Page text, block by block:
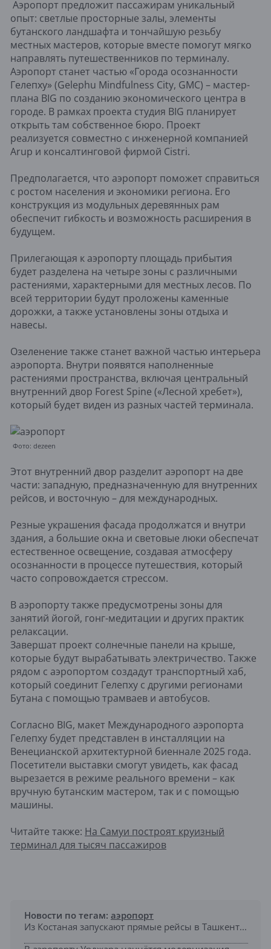
Аэропорт предложит пассажирам уникальный
опыт: светлые просторные залы, элементы
бутанского ландшафта и тончайшую резьбу
местных мастеров, которые вместе помогут мягко
направлять путешественников по терминалу.
Аэропорт станет частью «Города осознанности
Гелепху» (Gelephu Mindfulness City, GMC) – мастер-
плана BIG по созданию экономического центра в
городе. В рамках проекта студия BIG планирует
открыть там собственное бюро. Проект
реализуется совместно с инженерной компанией
Arup и консалтинговой фирмой Cistri.
Предполагается, что аэропорт поможет справиться
с ростом населения и экономики региона. Его
конструкция из модульных деревянных рам
обеспечит гибкость и возможность расширения в
будущем.
Прилегающая к аэропорту площадь прибытия
будет разделена на четыре зоны с различными
растениями, характерными для местных лесов. По
всей территории будут проложены каменные
дорожки, а также установлены зоны отдыха и
навесы.
Озеленение также станет важной частью интерьера
аэропорта. Внутри появятся наполненные
растениями пространства, включая центральный
внутренний двор Forest Spine («Лесной хребет»),
который будет виден из разных частей терминала.
Фото: dezeen
Этот внутренний двор разделит аэропорт на две
части: западную, предназначенную для внутренних
рейсов, и восточную – для международных.
Резные украшения фасада продолжатся и внутри
здания, а большие окна и световые люки обеспечат
естественное освещение, создавая атмосферу
осознанности в процессе путешествия, который
часто сопровождается стрессом.
В аэропорту также предусмотрены зоны для
занятий йогой, гонг-медитации и других практик
релаксации.
Завершат проект солнечные панели на крыше,
которые будут вырабатывать электричество. Также
рядом с аэропортом создадут транспортный хаб,
который соединит Гелепху с другими регионами
Бутана с помощью трамваев и автобусов.
Согласно BIG, макет Международного аэропорта
Гелепху будет представлен в инсталляции на
Венецианской архитектурной биеннале 2025 года.
Посетители выставки смогут увидеть, как фасад
вырезается в режиме реального времени – как
вручную бутанским мастером, так и с помощью
машины.
Читайте также: На Самуи построят круизный
терминал для тысяч пассажиров
Новости по тегам: аэропорт
Из Костаная запускают прямые рейсы в Ташкент...